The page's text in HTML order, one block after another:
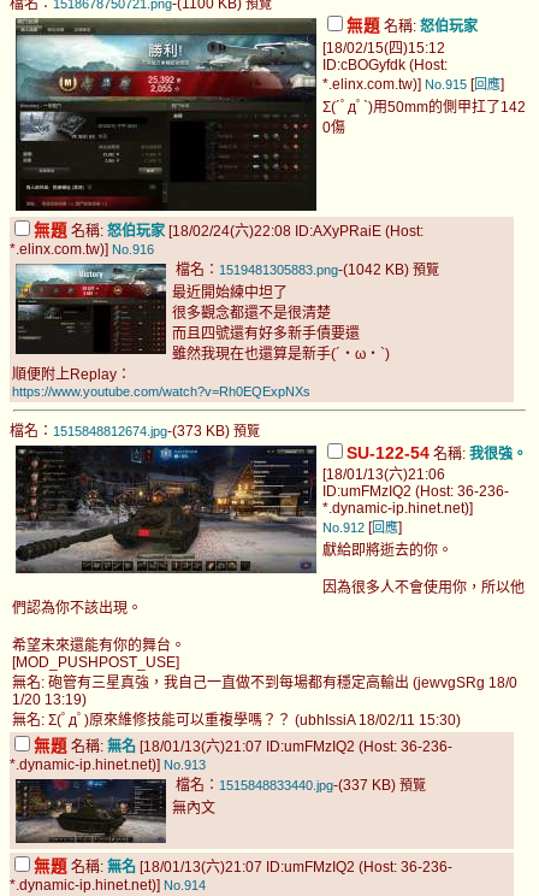
檔名： 1518678750721.png-(1100 KB) 預覽
無題 名稱: 怒伯玩家
[18/02/15(四)15:12
ID:cBOGyfdk (Host:
*.elinx.com.tw)] No.915 [回應]
Σ(´ﾟдﾟ`)用50mm的側甲扛了142
0傷
無題 名稱: 怒伯玩家 [18/02/24(六)22:08 ID:AXyPRaiE (Host:
*.elinx.com.tw)] No.916
檔名： 1519481305883.png-(1042 KB) 預覽
最近開始練中坦了
很多觀念都還不是很清楚
而且四號還有好多新手債要還
雖然我現在也還算是新手(´・ω・`)
順便附上Replay：
https://www.youtube.com/watch?v=Rh0EQExpNXs
檔名： 1515848812674.jpg-(373 KB) 預覽
SU-122-54 名稱: 我很強。
[18/01/13(六)21:06
ID:umFMzIQ2 (Host: 36-236-
*.dynamic-ip.hinet.net)]
No.912 [回應]
獻給即將逝去的你。
因為很多人不會使用你，所以他
們認為你不該出現。
希望未來還能有你的舞台。
[MOD_PUSHPOST_USE]
無名: 砲管有三星真強，我自己一直做不到每場都有穩定高輸出 (jewvgSRg 18/0
1/20 13:19)
無名: Σ(ﾟдﾟ)原來維修技能可以重複學嗎？？ (ubhIssiA 18/02/11 15:30)
無題 名稱: 無名 [18/01/13(六)21:07 ID:umFMzIQ2 (Host: 36-236-
*.dynamic-ip.hinet.net)] No.913
檔名： 1515848833440.jpg-(337 KB) 預覽
無內文
無題 名稱: 無名 [18/01/13(六)21:07 ID:umFMzIQ2 (Host: 36-236-
*.dynamic-ip.hinet.net)] No.914